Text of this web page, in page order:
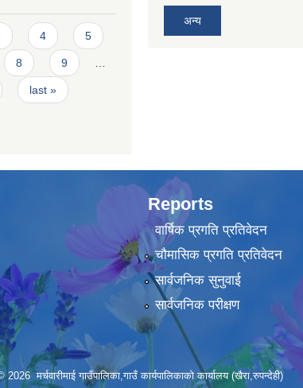
4 5
8 9
last »
अन्य
Reports
वार्षिक प्रगति प्रतिवेदन
चौमासिक प्रगति प्रतिवेदन
सार्वजनिक सुनुवाई
सार्वजनिक परीक्षण
2026 मर्चवारीमाई गाउँपालिका,गाउँ कार्यपालिकाको कार्यालय (खैरा,रुपन्देही)